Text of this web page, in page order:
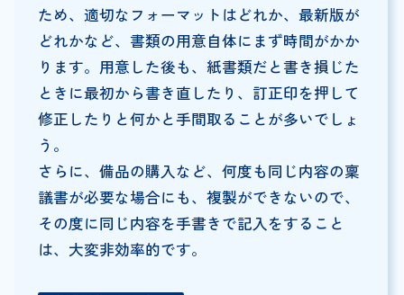
ため、適切なフォーマットはどれか、最新版が
どれかなど、書類の用意自体にまず時間がかか
ります。用意した後も、紙書類だと書き損じた
ときに最初から書き直したり、訂正印を押して
修正したりと何かと手間取ることが多いでしょ
う。
さらに、備品の購入など、何度も同じ内容の稟
議書が必要な場合にも、複製ができないので、
その度に同じ内容を手書きで記入をすること
は、大変非効率的です。